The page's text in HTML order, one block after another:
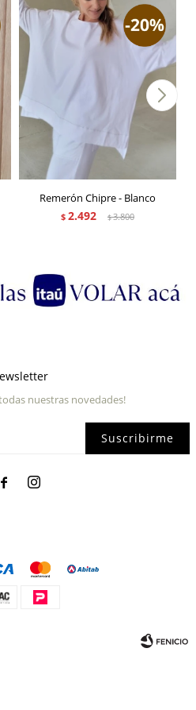
Remerón Chipre - Blanco
$ 2.492 $3.800
nuestras novedades!
Suscribirme
 